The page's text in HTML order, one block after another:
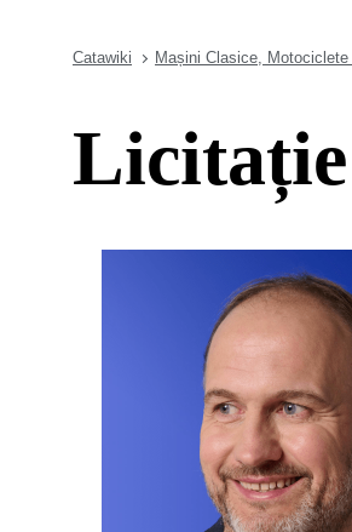
Catawiki Mașini Clasice,